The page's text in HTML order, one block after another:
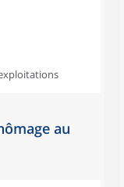
exploitations
au